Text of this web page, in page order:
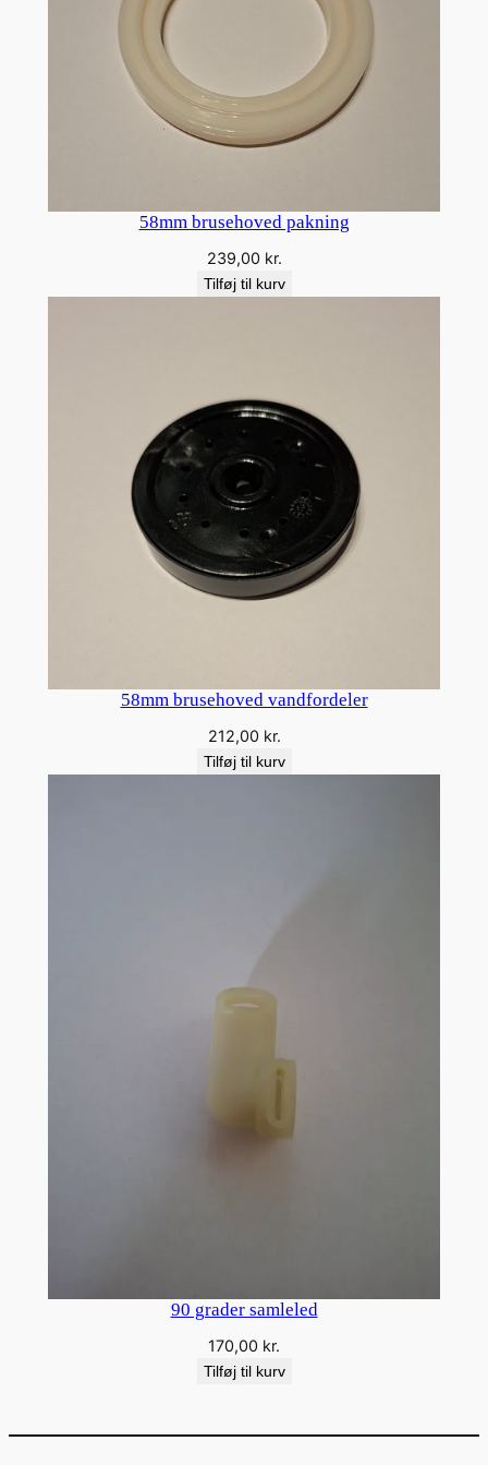
58mm brusehoved pakning
239,00 kr.
Tilføj til kurv
58mm brusehoved vandfordeler
212,00 kr.
Tilføj til kurv
90 grader samleled
170,00 kr.
Tilføj til kurv